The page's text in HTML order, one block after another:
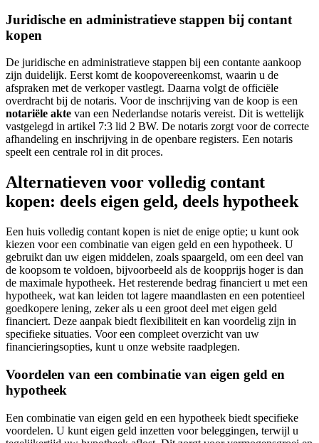
Juridische en administratieve stappen bij contant
kopen
De juridische en administratieve stappen bij een contante aankoop
zijn duidelijk. Eerst komt de koopovereenkomst, waarin u de
afspraken met de verkoper vastlegt. Daarna volgt de officiële
overdracht bij de notaris. Voor de inschrijving van de koop is een
notariële akte van een Nederlandse notaris vereist. Dit is wettelijk
vastgelegd in artikel 7:3 lid 2 BW. De notaris zorgt voor de correcte
afhandeling en inschrijving in de openbare registers. Een notaris
speelt een centrale rol in dit proces.
Alternatieven voor volledig contant
kopen: deels eigen geld, deels hypotheek
Een huis volledig contant kopen is niet de enige optie; u kunt ook
kiezen voor een combinatie van eigen geld en een hypotheek. U
gebruikt dan uw eigen middelen, zoals spaargeld, om een deel van
de koopsom te voldoen, bijvoorbeeld als de koopprijs hoger is dan
de maximale hypotheek. Het resterende bedrag financiert u met een
hypotheek, wat kan leiden tot lagere maandlasten en een potentieel
goedkopere lening, zeker als u een groot deel met eigen geld
financiert. Deze aanpak biedt flexibiliteit en kan voordelig zijn in
specifieke situaties. Voor een compleet overzicht van uw
financieringsopties, kunt u onze website raadplegen.
Voordelen van een combinatie van eigen geld en
hypotheek
Een combinatie van eigen geld en een hypotheek biedt specifieke
voordelen. U kunt eigen geld inzetten voor beleggingen, terwijl u